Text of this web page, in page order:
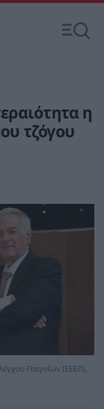
η
τζόγου
Παιγνίων (ΕΕΕΠ),